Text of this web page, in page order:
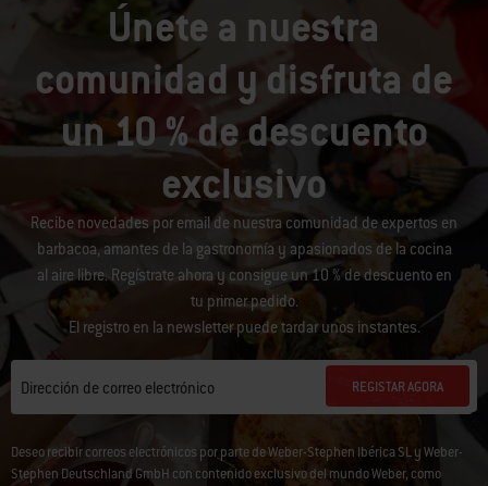
Únete a nuestra
comunidad y disfruta de
un 10 % de descuento
exclusivo
Recibe novedades por email de nuestra comunidad de expertos en
barbacoa, amantes de la gastronomía y apasionados de la cocina
al aire libre. Regístrate ahora y consigue un 10 % de descuento en
tu primer pedido.
El registro en la newsletter puede tardar unos instantes.
Dirección de correo electrónico REGISTAR AGORA
Deseo recibir correos electrónicos por parte de Weber-Stephen Ibérica SL y Weber-
Stephen Deutschland GmbH con contenido exclusivo del mundo Weber, como